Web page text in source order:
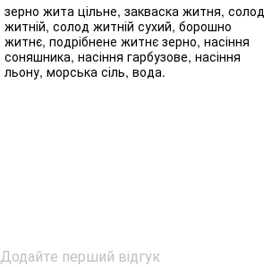
зерно жита цільне, закваска житня, солод
житній, солод житній сухий, борошно
житнє, подрібнене житнє зерно, насіння
соняшника, насіння гарбузове, насіння
льону, морська сіль, вода.
Додайте перший відгук